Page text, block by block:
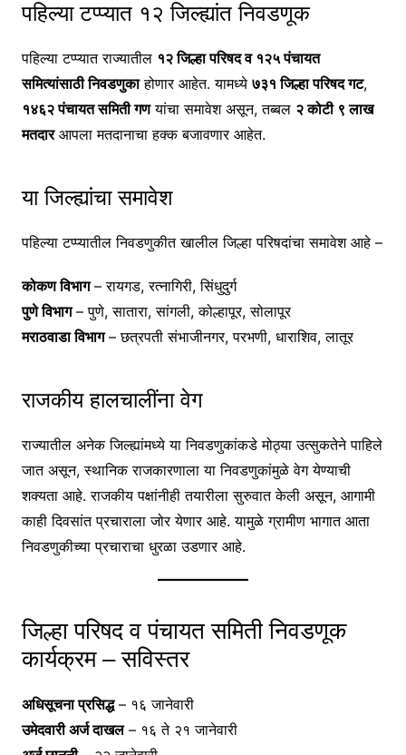
पहिल्या टप्प्यात १२ जिल्ह्यांत निवडणूक
पहिल्या टप्प्यात राज्यातील १२ जिल्हा परिषद व १२५ पंचायत
समित्यांसाठी निवडणुकाहोणार आहेत. यामध्ये ७३१ जिल्हा परिषद गट,
१४६२ पंचायत समिती गणयांचा समावेश असून, तब्बल २ कोटी ९ लाख
मतदारआपला मतदानाचा हक्क बजावणार आहेत.
या जिल्ह्यांचा समावेश
पहिल्या टप्प्यातील निवडणुकीत खालील जिल्हा परिषदांचा समावेश आहे –
कोकण विभाग– रायगड, रत्नागिरी, सिंधुदुर्ग
पुणे विभाग– पुणे, सातारा, सांगली, कोल्हापूर, सोलापूर
मराठवाडा विभाग– छत्रपती संभाजीनगर, परभणी, धाराशिव, लातूर
राजकीय हालचालींना वेग
राज्यातील अनेक जिल्ह्यांमध्ये या निवडणुकांकडे मोठ्या उत्सुकतेने पाहिले
जात असून, स्थानिक राजकारणाला या निवडणुकांमुळे वेग येण्याची
शक्यता आहे. राजकीय पक्षांनीही तयारीला सुरुवात केली असून, आगामी
काही दिवसांत प्रचाराला जोर येणार आहे. यामुळे ग्रामीण भागात आता
निवडणुकीच्या प्रचाराचा धुरळा उडणार आहे.
जिल्हा परिषद व पंचायत समिती निवडणूक
कार्यक्रम – सविस्तर
अधिसूचना प्रसिद्ध– १६ जानेवारी
उमेदवारी अर्ज दाखल– १६ ते २१ जानेवारी